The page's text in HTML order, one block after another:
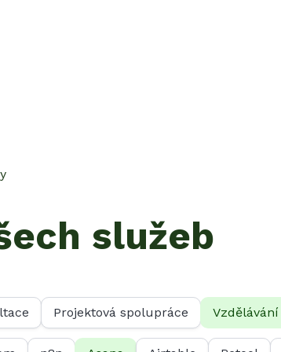
služeb
Projektová spolupráce Vzdělávání